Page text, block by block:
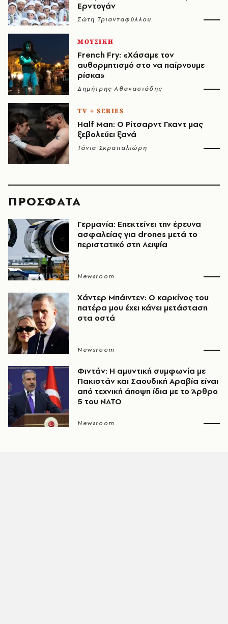
Ερντογάν
Σώτη Τριανταφύλλου
ΜΟΥΣΙΚΗ
French Fry: «Χάσαμε τον
αυθορμητισμό στο να παίρνουμε
ρίσκα»
Δημήτρης Αθανασιάδης
TV + SERIES
Half Man: Ο Ρίτσαρντ Γκαντ μας
ξεβολεύει ξανά
Τάνια Σκραπαλιώρη
ΠΡΟΣΦΑΤΑ
Γερμανία: Επεκτείνει την έρευνα
ασφαλείας για drones μετά το
περιστατικό στη Λειψία
Newsroom
Χάντερ Μπάιντεν: Ο καρκίνος του
πατέρα μου έχει κάνει μετάσταση
στα οστά
Newsroom
Φιντάν: Η αμυντική συμφωνία με
Πακιστάν και Σαουδική Αραβία είναι
από τεχνική άποψη ίδια με τo Άρθρο
5 του ΝΑΤΟ
Newsroom